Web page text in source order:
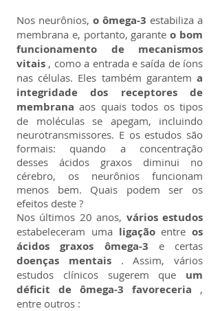
Nos neurônios, o ômega-3 estabiliza a
membrana e, portanto, garanteo bom
funcionamento de mecanismos
vitais , como a entrada e saída de íons
nas células. Eles também garantem a
integridade dos receptores de
membrana aos quais todos os tipos
de moléculas se apegam, incluindo
neurotransmissores. E os estudos são
formais: quando a concentração
desses ácidos graxos diminui no
cérebro, os neurônios funcionam
menos bem. Quais podem ser os
efeitos deste ?
Nos últimos 20 anos, vários estudos
estabeleceram uma ligaçãoentre os
ácidos graxos ômega-3 e certas
doenças mentais. Assim, vários
estudos clínicos sugerem que um
déficit de ômega-3 favoreceria ,
entre outros :